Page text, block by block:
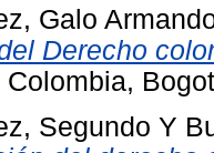
Galo
Derecho
Colombia,
Segundo Y